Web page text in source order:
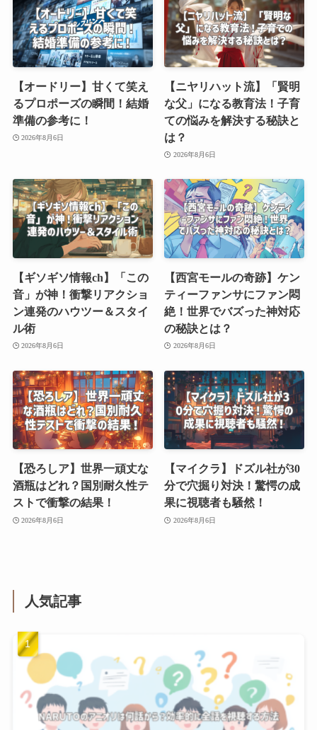
【オードリー】甘くて笑え
るプロポーズの瞬間！結婚
準備の参考に！
2026年8月6日
【ニヤリハット流】「賢明
な父」になる教育法！子育
ての悩みを解決する秘訣と
は？
2026年8月6日
【ギソギソ情報ch】「この
音」が神！衝撃リアクショ
ン連発のハウツー＆スタイ
ル術
2026年8月6日
【西宮モールの奇跡】ケン
ティーファンサにファン悶
絶！世界でバズった神対応
の秘訣とは？
2026年8月6日
【恐ろしア】世界一頑丈な
酒瓶はどれ？国別耐久性テ
ストで衝撃の結果！
2026年8月6日
【マイクラ】ドズル社が30
分で穴掘り対決！驚愕の成
果に視聴者も騒然！
2026年8月6日
人気記事